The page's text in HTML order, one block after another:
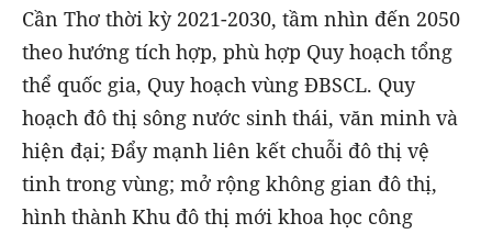
Cần Thơ thời kỳ 2021-2030, tầm nhìn đến 2050
theo hướng tích hợp, phù hợp Quy hoạch tổng
thể quốc gia, Quy hoạch vùng ĐBSCL. Quy
hoạch đô thị sông nước sinh thái, văn minh và
hiện đại; Đẩy mạnh liên kết chuỗi đô thị vệ
tinh trong vùng; mở rộng không gian đô thị,
hình thành Khu đô thị mới khoa học công